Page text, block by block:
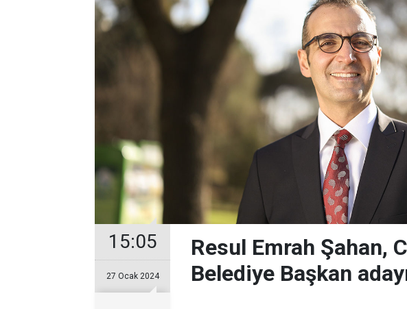
15:05
27 Ocak 2024
Resul Emrah Şahan,
Belediye Başkan